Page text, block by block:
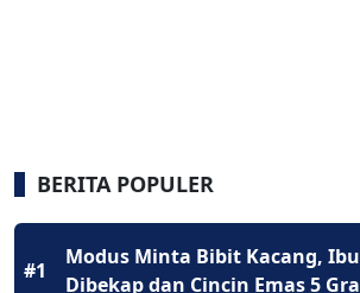
BERITA POPULER
#1
Modus Minta Bibit Kacang,
Dibekap dan Cincin Emas 5